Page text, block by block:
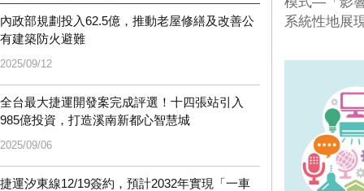
內政部規劃投入62.5億，推動老屋修繕及改善公
有建築防火避難
2025/09/12
全台最大捷運開發案完成評選！十四張站引入
985億投資，打造溪南新都心智慧城
2025/09/06
捷運汐東線12/19簽約，預計2032年實現「一車
系統性地展